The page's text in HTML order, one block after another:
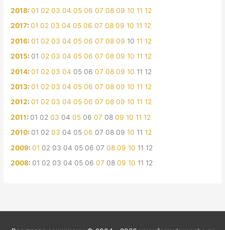
2018:01 02 03 04 05 06 07 08 09 10 11 12
2017:01 02 03 04 05 06 07 08 09 10 11 12
2016:01 02 03 04 05 06 07 08 09 10 11 12
2015: 01 02 03 04 05 06 07 08 09 10 11 12
2014:01 02 03 04 05 06 07 08 09 10 11 12
2013:01 02 03 04 05 06 07 08 09 10 11 12
2012:01 02 03 04 05 06 07 08 09 10 11 12
2011: 01 02 03 04 05 06 07 08 09 10 11 12
2010: 01 02 03 04 05 06 07 08 09 10 11 12
2009:01 02 03 04 05 06 07 08 09 10 11 12
2008: 01 02 03 04 05 06 07 08 09 10 11 12